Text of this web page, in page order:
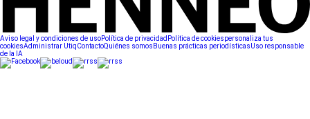
Aviso legal y condiciones de usoPolítica de privacidad Política de cookiespersonaliza tus
cookiesAdministrar UtiqContactoQuiénes somos Buenas prácticas periodísticasUso responsable
de la IA